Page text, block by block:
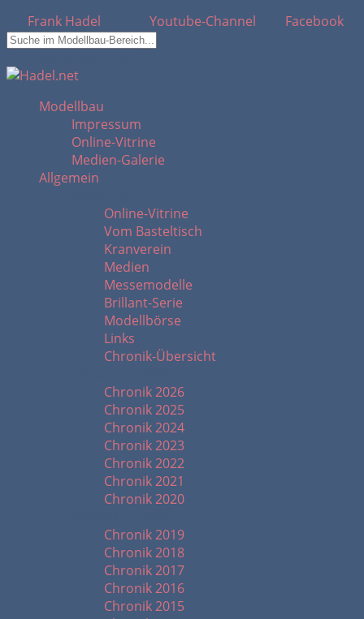
Frank Hadel
Youtube-Channel Facebook
Modellbau
Impressum
Online-Vitrine
Medien-Galerie
Allgemein
Online-Vitrine
Vom Basteltisch
Kranverein
Medien
Messemodelle
Brillant-Serie
Modellbörse
Links
Chronik-Übersicht
Chronik 2026
Chronik 2025
Chronik 2024
Chronik 2023
Chronik 2022
Chronik 2021
Chronik 2020
Chronik 2019
Chronik 2018
Chronik 2017
Chronik 2016
Chronik 2015